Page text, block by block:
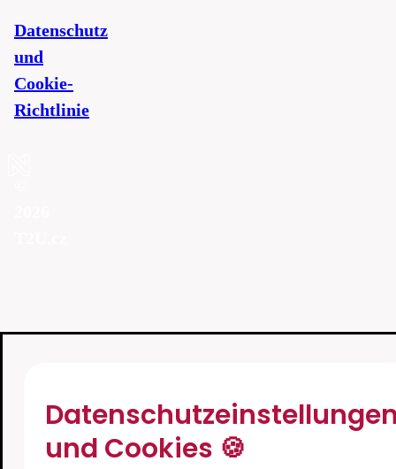
Datenschutz
und
Cookie-
Richtlinie
und Cookies 🍪